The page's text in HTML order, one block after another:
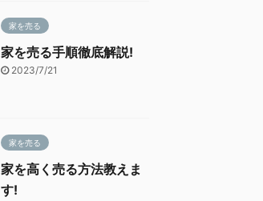
家を売る
家を売る手順徹底解説!
2023/7/21
家を売る
家を高く売る方法教えま
す!